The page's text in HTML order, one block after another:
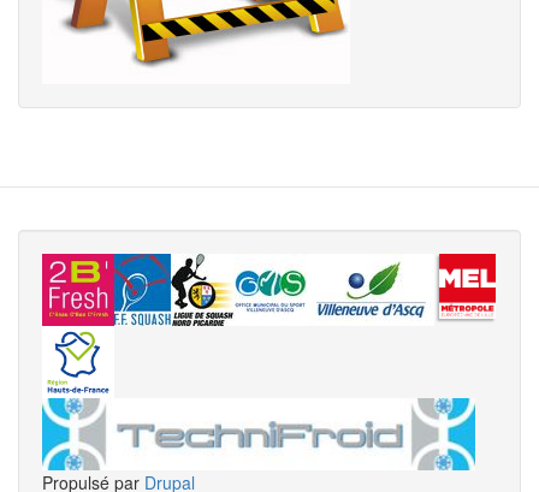
Propulsé par Drupal